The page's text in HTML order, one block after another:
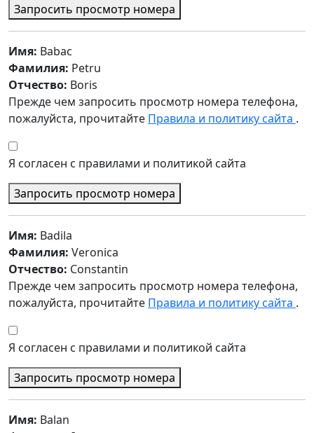
Запросить просмотр номера
Имя: Babac
Фамилия: Petru
Отчество: Boris
Прежде чем запросить просмотр номера телефона,
пожалуйста, прочитайте Правила и политику сайта .
Я согласен с правилами и политикой сайта
Запросить просмотр номера
Имя: Badila
Фамилия: Veronica
Отчество: Constantin
Прежде чем запросить просмотр номера телефона,
пожалуйста, прочитайте Правила и политику сайта .
Я согласен с правилами и политикой сайта
Запросить просмотр номера
Имя: Balan